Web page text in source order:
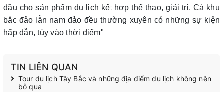
đầu cho sản phẩm du lịch kết hợp thể thao, giải trí. Cả khu
bắc đảo lẫn nam đảo đều thường xuyên có những sự kiện
hấp dẫn, tùy vào thời điểm"
TIN LIÊN QUAN
Tour du lịch Tây Bắc và những địa điểm du lịch không nên
bỏ qua